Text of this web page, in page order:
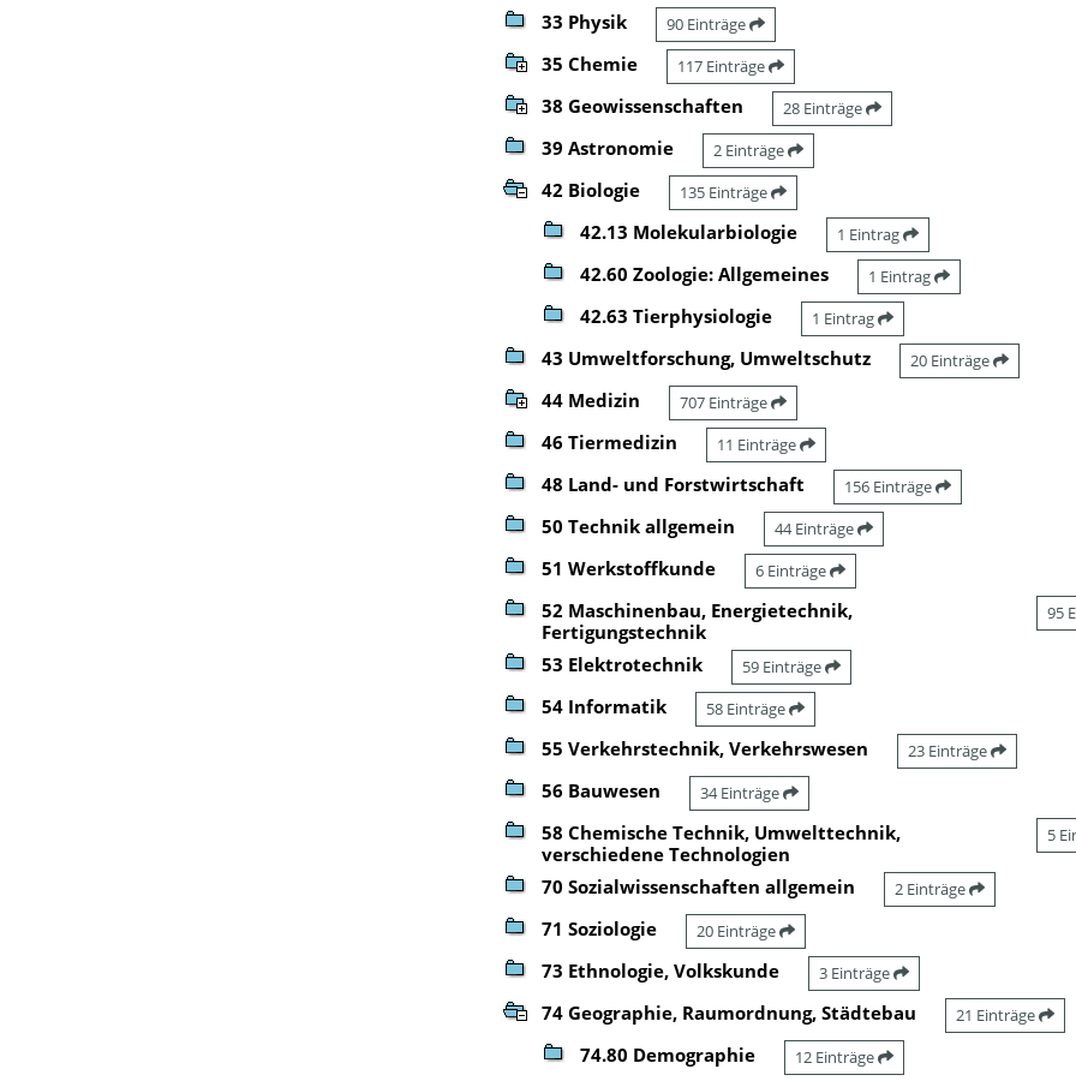
33 Physik 90 Einträge
35 Chemie 117 Einträge
38 Geowissenschaften 28 Einträge
39 Astronomie 2 Einträge
42 Biologie 135 Einträge
42.13 Molekularbiologie 1 Eintrag
42.60 Zoologie: Allgemeines 1 Eintrag
42.63 Tierphysiologie 1 Eintrag
43 Umweltforschung, Umweltschutz 20 Einträge
44 Medizin 707 Einträge
46 Tiermedizin 11 Einträge
48 Land- und Forstwirtschaft 156 Einträge
50 Technik allgemein 44 Einträge
51 Werkstoffkunde 6 Einträge
52 Maschinenbau, Energietechnik,
Fertigungstechnik
95
53 Elektrotechnik 59 Einträge
54 Informatik 58 Einträge
55 Verkehrstechnik, Verkehrswesen 23 Einträge
56 Bauwesen 34 Einträge
58 Chemische Technik, Umwelttechnik,
verschiedene Technologien
5
70 Sozialwissenschaften allgemein 2 Einträge
71 Soziologie 20 Einträge
73 Ethnologie, Volkskunde 3 Einträge
74 Geographie, Raumordnung, Städtebau 21 Einträge
74.80 Demographie 12 Einträge